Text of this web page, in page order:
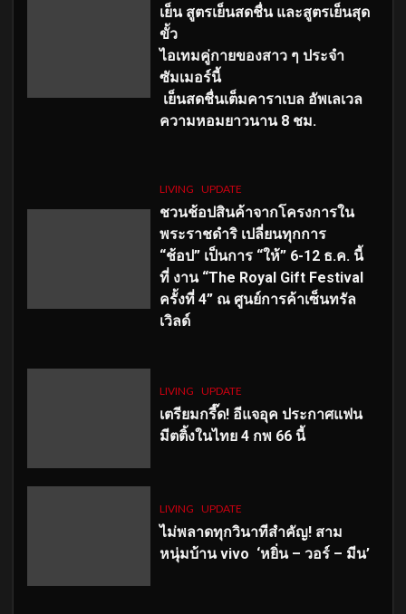
เย็น สูตรเย็นสดชื่น และสูตรเย็นสุด
ขั้ว
ไอเทมคู่กายของสาว ๆ ประจำ
ซัมเมอร์นี้
เย็นสดชื่นเต็มคาราเบล อัพเลเวล
ความหอมยาวนาน 8 ชม.
LIVING UPDATE
ชวนช้อปสินค้าจากโครงการใน
พระราชดำริ เปลี่ยนทุกการ
“ช้อป” เป็นการ “ให้” 6-12 ธ.ค. นี้
ที่ งาน “The Royal Gift Festival
ครั้งที่ 4” ณ ศูนย์การค้าเซ็นทรัล
เวิลด์
LIVING UPDATE
เตรียมกรี๊ด! อีแจอุค ประกาศแฟน
มีตติ้งในไทย 4 กพ 66 นี้
LIVING UPDATE
ไม่พลาดทุกวินาทีสำคัญ! สาม
หนุ่มบ้าน vivo ‘หยิ่น – วอร์ – มีน’